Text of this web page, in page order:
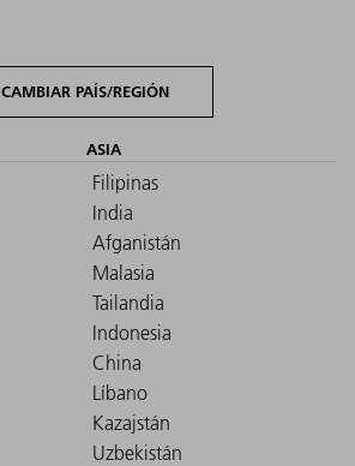
CAMBIAR PAÍS/REGIÓN
ASIA
Filipinas
India
Afganistán
Malasia
Tailandia
Indonesia
China
Líbano
Kazajstán
Uzbekistán